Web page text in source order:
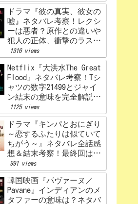
ドラマ『彼の真実、彼女の
嘘』ネタバレ考察！レクシ
ーは悪者？原作との違いや
犯人の正体、衝撃のラスト
まで完全解説
1316 views
Netflix『大洪水The Great
Flood』ネタバレ考察！Tシ
ャツの数字21499とジャイ
ン結末の意味を完全解説！
感想、評価！
1125 views
ドラマ『キンパとおにぎり
～恋するふたりは似ていて
ちがう～』ネタバレ全話感
想＆結末考察！最終回はど
うなる？あらすじから原
作、キャスト相関図まで徹
底解説【赤楚衛二×カン・
ヘウォン】
991 views
韓国映画『パヴァーヌ／
Pavane』インディアンのメ
タファーの意味は？ネタバ